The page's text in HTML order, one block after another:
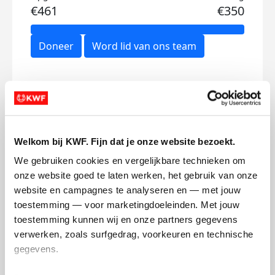
Welkom bij KWF. Fijn dat je onze website bezoekt.
We gebruiken cookies en vergelijkbare technieken om
onze website goed te laten werken, het gebruik van onze
website en campagnes te analyseren en — met jouw
toestemming — voor marketingdoeleinden. Met jouw
toestemming kunnen wij en onze partners gegevens
verwerken, zoals surfgedrag, voorkeuren en technische
gegevens.
€461 €350
Doneer Word lid van ons team
Mijn updates
Wat een lieverd ben je toch
vrijdag 25 maart 2022